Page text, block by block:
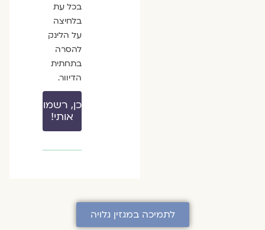
בכל עת
בלחיצה
על הלינק
להסרה
בתחתית
הדיוור.
כן, רשמו
אותי!
לתמיכה במגזין גלויה